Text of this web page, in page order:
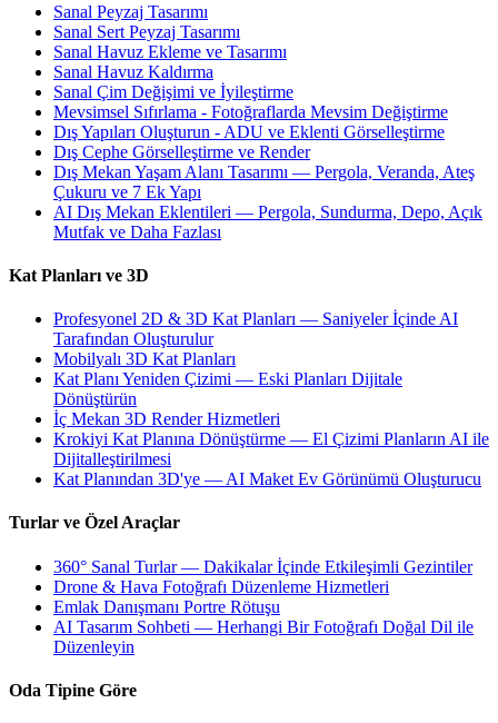
Sanal Peyzaj Tasarımı
Sanal Sert Peyzaj Tasarımı
Sanal Havuz Ekleme ve Tasarımı
Sanal Havuz Kaldırma
Sanal Çim Değişimi ve İyileştirme
Mevsimsel Sıfırlama - Fotoğraflarda Mevsim Değiştirme
Dış Yapıları Oluşturun - ADU ve Eklenti Görselleştirme
Dış Cephe Görselleştirme ve Render
Dış Mekan Yaşam Alanı Tasarımı — Pergola, Veranda, Ateş
Çukuru ve 7 Ek Yapı
AI Dış Mekan Eklentileri — Pergola, Sundurma, Depo, Açık
Mutfak ve Daha Fazlası
Kat Planları ve 3D
Profesyonel 2D & 3D Kat Planları — Saniyeler İçinde AI
Tarafından Oluşturulur
Mobilyalı 3D Kat Planları
Kat Planı Yeniden Çizimi — Eski Planları Dijitale
Dönüştürün
İç Mekan 3D Render Hizmetleri
Krokiyi Kat Planına Dönüştürme — El Çizimi Planların AI ile
Dijitalleştirilmesi
Kat Planından 3D'ye — AI Maket Ev Görünümü Oluşturucu
Turlar ve Özel Araçlar
360° Sanal Turlar — Dakikalar İçinde Etkileşimli Gezintiler
Drone & Hava Fotoğrafı Düzenleme Hizmetleri
Emlak Danışmanı Portre Rötuşu
AI Tasarım Sohbeti — Herhangi Bir Fotoğrafı Doğal Dil ile
Düzenleyin
Oda Tipine Göre